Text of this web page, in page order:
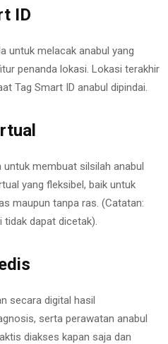
ID
untuk melacak anabul yang
penanda lokasi. Lokasi terakhir
Tag Smart ID anabul dipindai.
untuk membuat silsilah anabul
yang fleksibel, baik untuk
maupun tanpa ras. (Catatan:
tidak dapat dicetak).
secara digital hasil
serta perawatan anabul
diakses kapan saja dan